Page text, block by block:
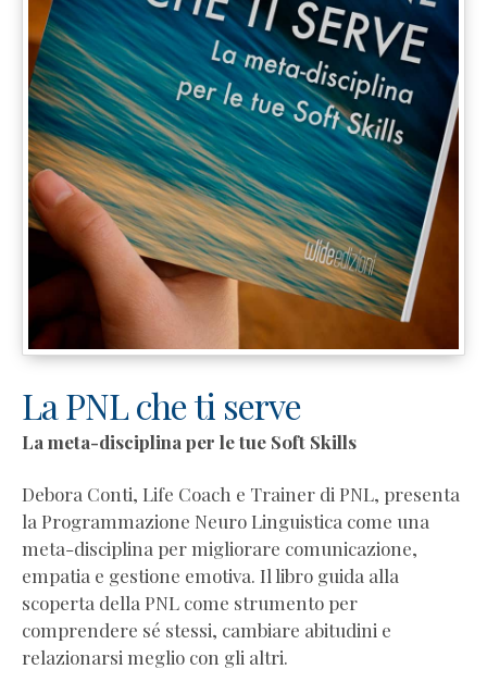
La PNL che ti serve
La meta-disciplina per le tue Soft Skills
Debora Conti, Life Coach e Trainer di PNL, presenta
la Programmazione Neuro Linguistica come una
meta-disciplina per migliorare comunicazione,
empatia e gestione emotiva. Il libro guida alla
scoperta della PNL come strumento per
comprendere sé stessi, cambiare abitudini e
relazionarsi meglio con gli altri.